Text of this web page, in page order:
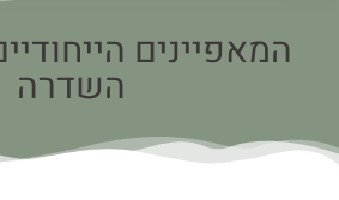
המאפיינים
השדרה